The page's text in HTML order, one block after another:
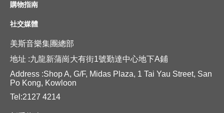
購物指南
社交媒體
美斯音樂集團總部
地址 :九龍新蒲崗大有街1號勤達中心地下A鋪
Address :Shop A, G/F, Midas Plaza, 1 Tai Yau Street, San
Po Kong, Kowloon
Tel:2127 4214